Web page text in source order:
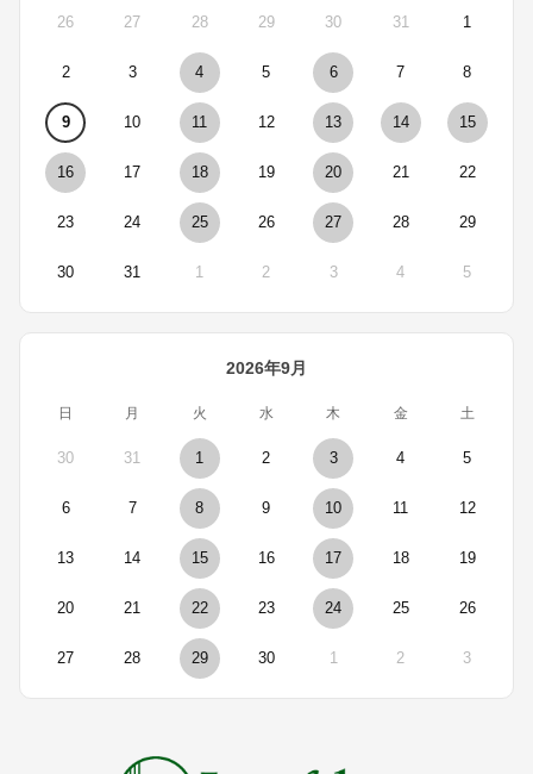
26 27 28 29 30 31 1
2 3 4 5 6 7 8
9 10 11 12 13 14 15
16 17 18 19 20 21 22
23 24 25 26 27 28 29
30 31 1 2 3 4 5
2026年9月
日 月 火 水 木 金 土
30 31 1 2 3 4 5
6 7 8 9 10 11 12
13 14 15 16 17 18 19
20 21 22 23 24 25 26
27 28 29 30 1 2 3